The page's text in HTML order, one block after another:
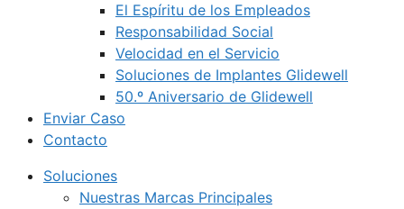
El Espíritu de los Empleados
Responsabilidad Social
Velocidad en el Servicio
Soluciones de Implantes Glidewell
50.º Aniversario de Glidewell
Enviar Caso
Contacto
Soluciones
Nuestras Marcas Principales